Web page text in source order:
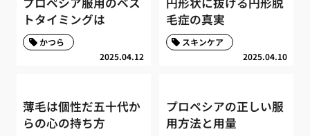
トタイミングは
2025.04.12
かつら
毛症の真実
2025.04.10
スキンケア
薄毛は個性だ五十代か
らの心の持ち方
プロペシアの正しい服
用方法と用量